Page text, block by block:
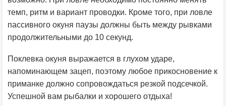
темп, ритм и вариант проводки. Кроме того, при ловле
пассивного окуня паузы должны быть между рывками
продолжительными до 10 секунд.
Поклевка окуня выражается в глухом ударе,
напоминающем зацеп, поэтому любое прикосновение к
приманке должно сопровождаться резкой подсечкой.
Успешной вам рыбалки и хорошего отдыха!